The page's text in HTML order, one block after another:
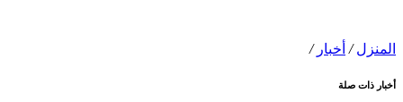
المنزل / أخبار /
أخبار ذات صلة